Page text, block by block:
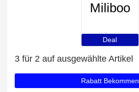
Miliboo
Deal
3 für 2 auf ausgewählte Artikel
Rabatt Bekommen